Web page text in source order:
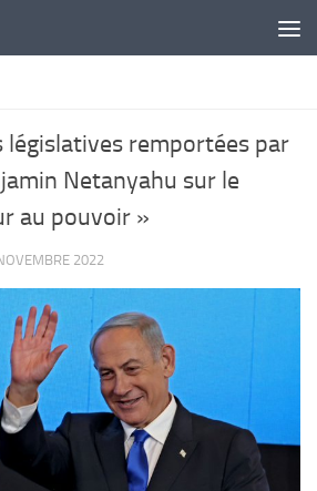
législatives remportées par
Netanyahu sur le
au pouvoir »
2022